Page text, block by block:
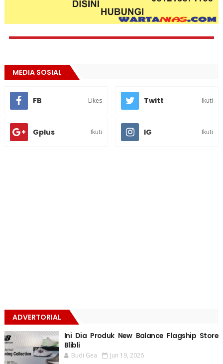
MEDIA SOSIAL
FB Likes Twitt Ikuti
Gplus Ikuti IG Ikuti
ADVERTORIAL
Ini Dia Produk New Balance Flagship Store
Blibli
Budi Gea Jun 19, 2026